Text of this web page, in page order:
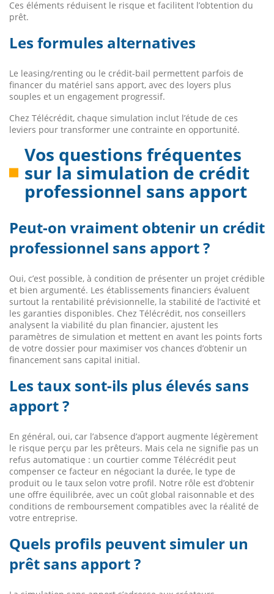
Ces éléments réduisent le risque et facilitent l’obtention du
prêt.
Les formules alternatives
Le leasing/renting ou le crédit-bail permettent parfois de
financer du matériel sans apport, avec des loyers plus
souples et un engagement progressif.
Chez Télécrédit, chaque simulation inclut l’étude de ces
leviers pour transformer une contrainte en opportunité.
Vos questions fréquentes
sur la simulation de crédit
professionnel sans apport
Peut-on vraiment obtenir un crédit
professionnel sans apport ?
Oui, c’est possible, à condition de présenter un projet crédible
et bien argumenté. Les établissements financiers évaluent
surtout la rentabilité prévisionnelle, la stabilité de l’activité et
les garanties disponibles. Chez Télécrédit, nos conseillers
analysent la viabilité du plan financier, ajustent les
paramètres de simulation et mettent en avant les points forts
de votre dossier pour maximiser vos chances d’obtenir un
financement sans capital initial.
Les taux sont-ils plus élevés sans
apport ?
En général, oui, car l’absence d’apport augmente légèrement
le risque perçu par les prêteurs. Mais cela ne signifie pas un
refus automatique : un courtier comme Télécrédit peut
compenser ce facteur en négociant la durée, le type de
produit ou le taux selon votre profil. Notre rôle est d’obtenir
une offre équilibrée, avec un coût global raisonnable et des
conditions de remboursement compatibles avec la réalité de
votre entreprise.
Quels profils peuvent simuler un
prêt sans apport ?